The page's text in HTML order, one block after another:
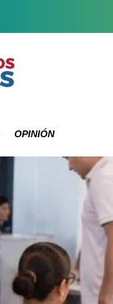
OPINIÓN